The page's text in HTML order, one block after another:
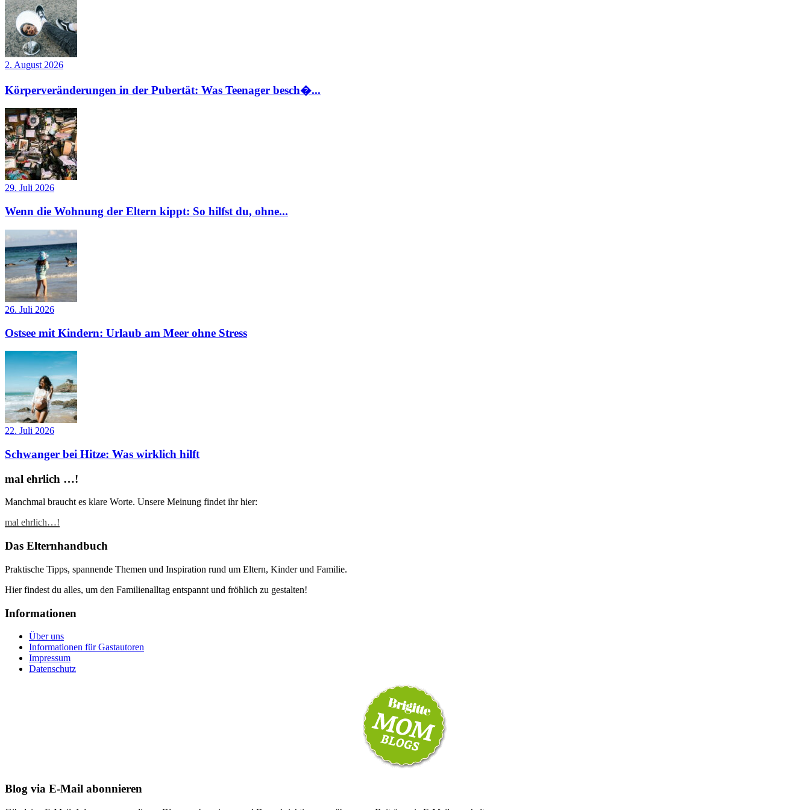
2. August 2026
Körperveränderungen in der Pubertät: Was Teenager besch�...
29. Juli 2026
Wenn die Wohnung der Eltern kippt: So hilfst du, ohne...
26. Juli 2026
Ostsee mit Kindern: Urlaub am Meer ohne Stress
22. Juli 2026
Schwanger bei Hitze: Was wirklich hilft
mal ehrlich …!
Manchmal braucht es klare Worte. Unsere Meinung findet ihr hier:
mal ehrlich…!
Das Elternhandbuch
Praktische Tipps, spannende Themen und Inspiration rund um Eltern, Kinder und Familie.
Hier findest du alles, um den Familienalltag entspannt und fröhlich zu gestalten!
Informationen
Über uns
Informationen für Gastautoren
Impressum
Datenschutz
Blog via E-Mail abonnieren